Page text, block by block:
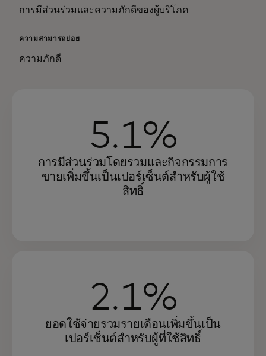
การมีส่วนร่วมและความภักดีของผู้บริโภค
ความสามารถย่อย
ความภักดี
5.1%
การมีส่วนร่วมโดยรวมและกิจกรรมการ
ขายเพิ่มขึ้นเป็นเปอร์เซ็นต์สำหรับผู้ใช้
สิทธิ์
2.1%
ยอดใช้จ่ายรวมรายเดือนเพิ่มขึ้นเป็น
เปอร์เซ็นต์สำหรับผู้ที่ใช้สิทธิ์